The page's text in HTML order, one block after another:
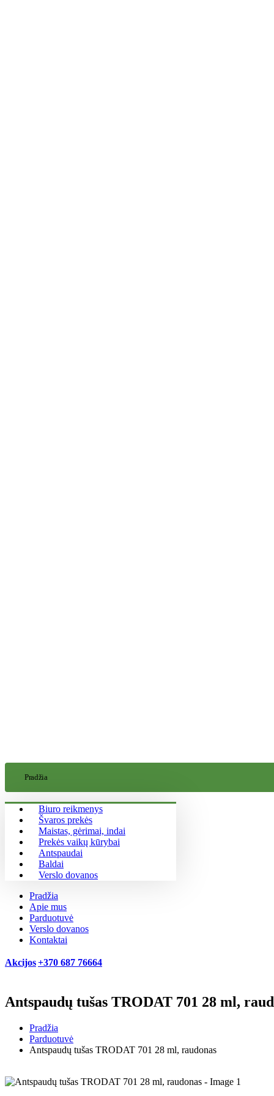
Pradžia
Biuro reikmenys
Švaros prekės
Maistas, gėrimai, indai
Prekės vaikų kūrybai
Antspaudai
Baldai
Verslo dovanos
Pradžia
Apie mus
Parduotuvė
Verslo dovanos
Kontaktai
Akcijos+370 687 76664
Antspaudų tušas TRODAT 701 28 ml,
Pradžia
Parduotuvė
Antspaudų tušas TRODAT 701 28 ml, raudonas